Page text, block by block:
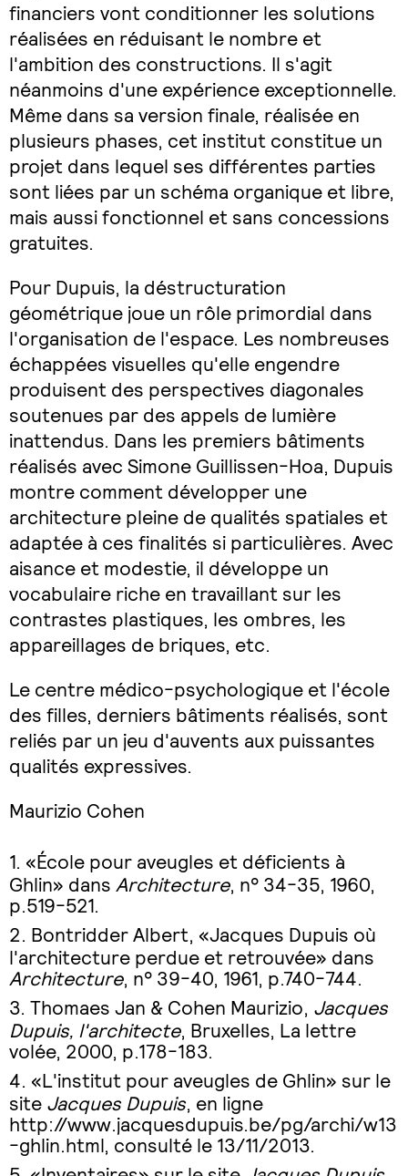
financiers vont conditionner les solutions
réalisées en réduisant le nombre et
l'ambition des constructions. Il s'agit
néanmoins d'une expérience exceptionnelle.
Même dans sa version finale, réalisée en
plusieurs phases, cet institut constitue un
projet dans lequel ses différentes parties
sont liées par un schéma organique et libre,
mais aussi fonctionnel et sans concessions
gratuites.
Pour Dupuis, la déstructuration
géométrique joue un rôle primordial dans
l'organisation de l'espace. Les nombreuses
échappées visuelles qu'elle engendre
produisent des perspectives diagonales
soutenues par des appels de lumière
inattendus. Dans les premiers bâtiments
réalisés avec Simone Guillissen-Hoa, Dupuis
montre comment développer une
architecture pleine de qualités spatiales et
adaptée à ces finalités si particulières. Avec
aisance et modestie, il développe un
vocabulaire riche en travaillant sur les
contrastes plastiques, les ombres, les
appareillages de briques, etc.
Le centre médico-psychologique et l'école
des filles, derniers bâtiments réalisés, sont
reliés par un jeu d'auvents aux puissantes
qualités expressives.
Maurizio Cohen
«École pour aveugles et déficients à
Ghlin» dans Architecture, n° 34-35, 1960,
p.519-521.
Bontridder Albert, «Jacques Dupuis où
l'architecture perdue et retrouvée» dans
Architecture, n° 39-40, 1961, p.740-744.
Thomaes Jan & Cohen Maurizio, Jacques
Dupuis, l'architecte, Bruxelles, La lettre
volée, 2000, p.178-183.
«L'institut pour aveugles de Ghlin» sur le
site Jacques Dupuis, en ligne
http://www.jacquesdupuis.be/pg/archi/w13
-ghlin.html, consulté le 13/11/2013.